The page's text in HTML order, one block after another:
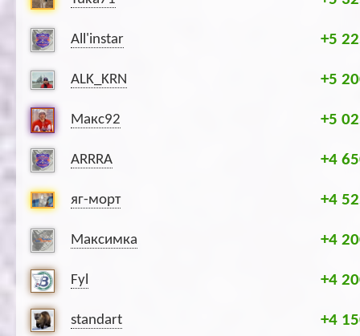
All'instar +5
ALK_KRN +5
Макс92 +5
ARRRA +4
яг-морт +4
Максимка +4
Fyl +4
standart +4